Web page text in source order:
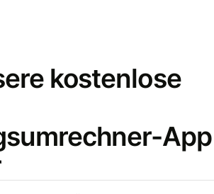
kostenlose
App